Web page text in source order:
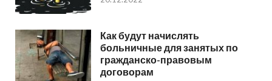
Как будут начислять
больничные для занятых по
гражданско-правовым
договорам